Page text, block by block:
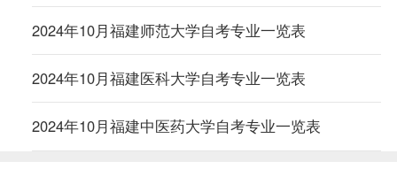
2024年10月福建师范大学自考专业一览表
2024年10月福建医科大学自考专业一览表
2024年10月福建中医药大学自考专业一览表